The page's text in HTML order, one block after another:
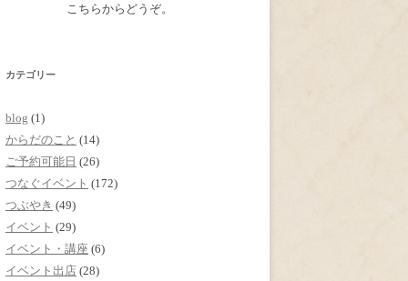
こちらからどうぞ。
カテゴリー
blog (1)
からだのこと (14)
ご予約可能日 (26)
つなぐイベント (172)
つぶやき (49)
イベント (29)
イベント・講座 (6)
イベント出店 (28)